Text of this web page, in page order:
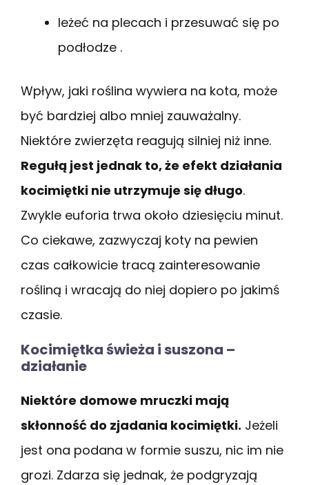
leżeć na plecach i przesuwać się po
podłodze .
Wpływ, jaki roślina wywiera na kota, może
być bardziej albo mniej zauważalny.
Niektóre zwierzęta reagują silniej niż inne.
Regułą jest jednak to, że efekt działania
kocimiętki nie utrzymuje się długo.
Zwykle euforia trwa około dziesięciu minut.
Co ciekawe, zazwyczaj koty na pewien
czas całkowicie tracą zainteresowanie
rośliną i wracają do niej dopiero po jakimś
czasie.
Kocimiętka świeża i suszona –
działanie
Niektóre domowe mruczki mają
skłonność do zjadania kocimiętki. Jeżeli
jest ona podana w formie suszu, nic im nie
grozi. Zdarza się jednak, że podgryzają